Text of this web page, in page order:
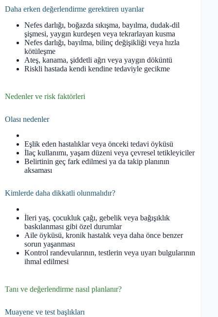
Daha erken değerlendirme gerektiren uyarılar
Nefes darlığı, boğazda sıkışma, bayılma, dudak-dil
şişmesi, yaygın kurdeşen veya tekrarlayan kusma
Nefes darlığı, bayılma, bilinç değişikliği veya hızla
kötüleşme
Ateş, kanama, şiddetli ağrı veya yaygın döküntü
Riskli hastada kendi kendine tedaviyle gecikme
Nedenler ve risk faktörleri
Olası nedenler
Eşlik eden hastalıklar veya önceki tedavi öyküsü
İlaç kullanımı, yaşam düzeni veya çevresel tetikleyiciler
Belirtinin geç fark edilmesi ya da takip planının
aksaması
Kimlerde daha dikkatli olunmalıdır?
İleri yaş, çocukluk çağı, gebelik veya bağışıklık
baskılanması gibi özel durumlar
Aile öyküsü, kronik hastalık veya daha önce benzer
sorun yaşanması
Kontrol randevularının, testlerin veya uyarı bulgularının
ihmal edilmesi
Tanı ve değerlendirme nasıl planlanır?
Muayene ve test başlıkları